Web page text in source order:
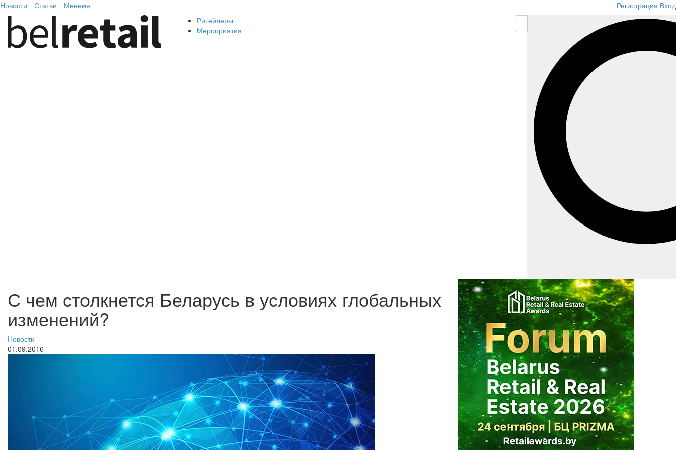
Новости Статьи Мнения Регистрация Вход
Ритейлеры
Мероприятия
С чем столкнется Беларусь в условиях глобальных
изменений?
Новости
01.09.2016